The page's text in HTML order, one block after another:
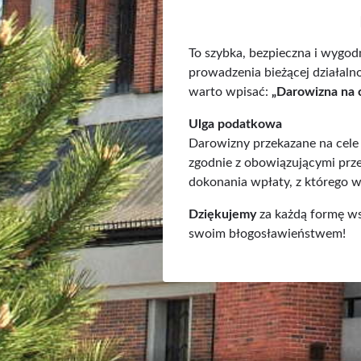
To szybka, bezpieczna i
prowadzenia bieżącej
warto wpisać: „Darowizna na
Ulga podatkowa
Darowizny przekazane na
zgodnie z obowiązującymi
dokonania wpłaty, z którego
Dziękujemyza każdą formę
swoim błogosławieństwem!